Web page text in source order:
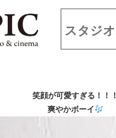
笑顔が可愛すぎる！！！
爽やかボーイ